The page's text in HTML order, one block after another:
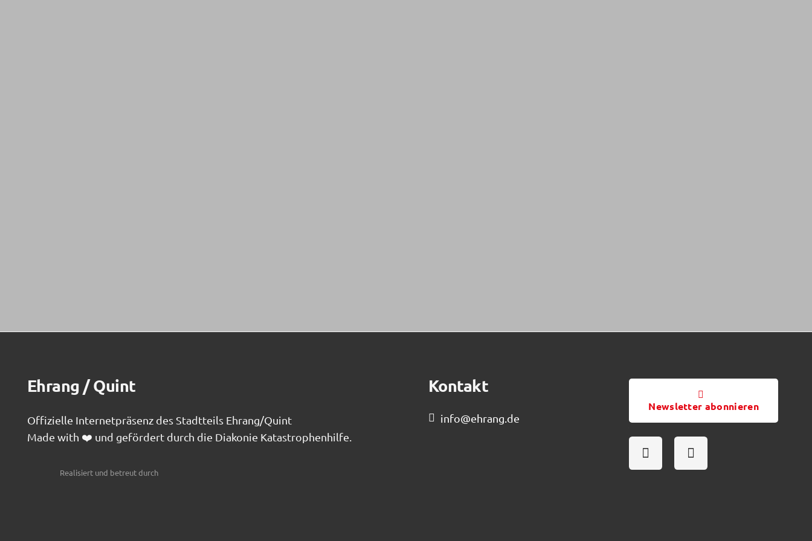
Ehrang / Quint
Offizielle Internetpräsenz des Stadtteils Ehrang/Quint
Made with ❤️ und gefördert durch die Diakonie Katastrophenhilfe.
Realisiert und betreut durch
Kontakt
info@ehrang.de
Newsletter abonnieren